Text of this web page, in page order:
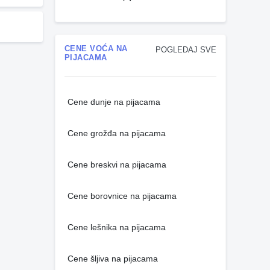
POGLEDAJ SVE
CENE VOĆA NA
PIJACAMA
Cene dunje na pijacama
Cene grožđa na pijacama
Cene breskvi na pijacama
Cene borovnice na pijacama
Cene lešnika na pijacama
Cene šljiva na pijacama